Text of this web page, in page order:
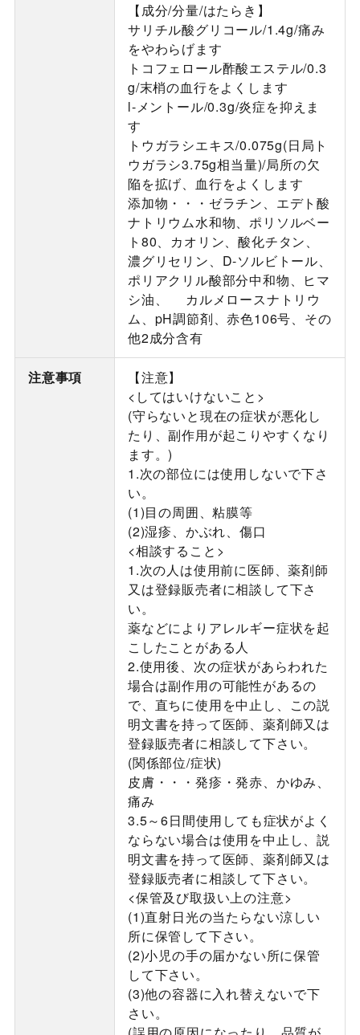
【成分/分量/はたらき】
サリチル酸グリコール/1.4g/痛み
をやわらげます
トコフェロール酢酸エステル/0.3
g/末梢の血行をよくします
l-メントール/0.3g/炎症を抑えま
す
トウガラシエキス/0.075g(日局ト
ウガラシ3.75g相当量)/局所の欠
陥を拡げ、血行をよくします
添加物・・・ゼラチン、エデト酸
ナトリウム水和物、ポリソルベー
ト80、カオリン、酸化チタン、
濃グリセリン、D-ソルビトール、
ポリアクリル酸部分中和物、ヒマ
シ油、 カルメロースナトリウ
ム、pH調節剤、赤色106号、その
他2成分含有
注意事項
【注意】
<してはいけないこと>
(守らないと現在の症状が悪化し
たり、副作用が起こりやすくなり
ます。)
1.次の部位には使用しないで下さ
い。
(1)目の周囲、粘膜等
(2)湿疹、かぶれ、傷口
<相談すること>
1.次の人は使用前に医師、薬剤師
又は登録販売者に相談して下さ
い。
薬などによりアレルギー症状を起
こしたことがある人
2.使用後、次の症状があらわれた
場合は副作用の可能性があるの
で、直ちに使用を中止し、この説
明文書を持って医師、薬剤師又は
登録販売者に相談して下さい。
(関係部位/症状)
皮膚・・・発疹・発赤、かゆみ、
痛み
3.5～6日間使用しても症状がよく
ならない場合は使用を中止し、説
明文書を持って医師、薬剤師又は
登録販売者に相談して下さい。
<保管及び取扱い上の注意>
(1)直射日光の当たらない涼しい
所に保管して下さい。
(2)小児の手の届かない所に保管
して下さい。
(3)他の容器に入れ替えないで下
さい。